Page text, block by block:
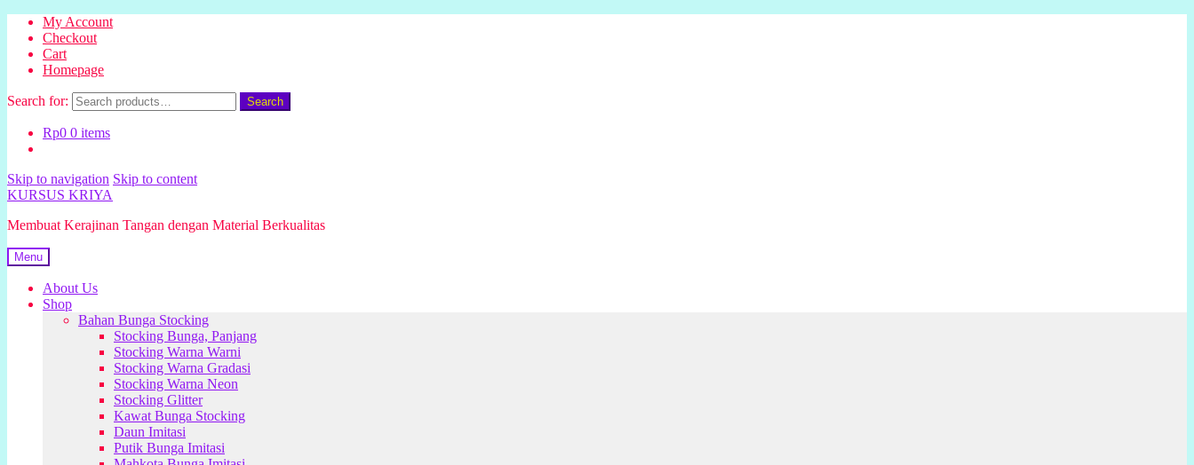
My Account
Checkout
Cart
Homepage
Search for: Search
Rp0 0 items
Skip to navigation Skip to content
KURSUS KRIYA
Membuat Kerajinan Tangan dengan Material Berkualitas
Menu
About Us
Shop
Bahan Bunga Stocking
Stocking Bunga, Panjang
Stocking Warna Warni
Stocking Warna Gradasi
Stocking Warna Neon
Stocking Glitter
Kawat Bunga Stocking
Daun Imitasi
Putik Bunga Imitasi